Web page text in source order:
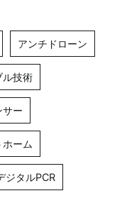
アンチドローン
ル技術
サー
ホーム
ジタルPCR